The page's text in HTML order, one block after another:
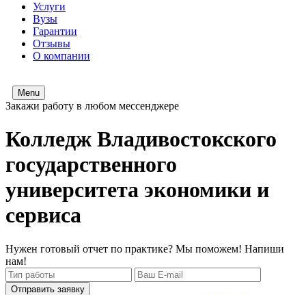
Услуги
Вузы
Гарантии
Отзывы
О компании
Menu
Закажи работу в любом мессенджере
Колледж Владивостокского
государственного
университета экономики и
сервиса
Нужен готовый отчет по практике? Мы поможем! Напиши
нам!
Отправить заявку